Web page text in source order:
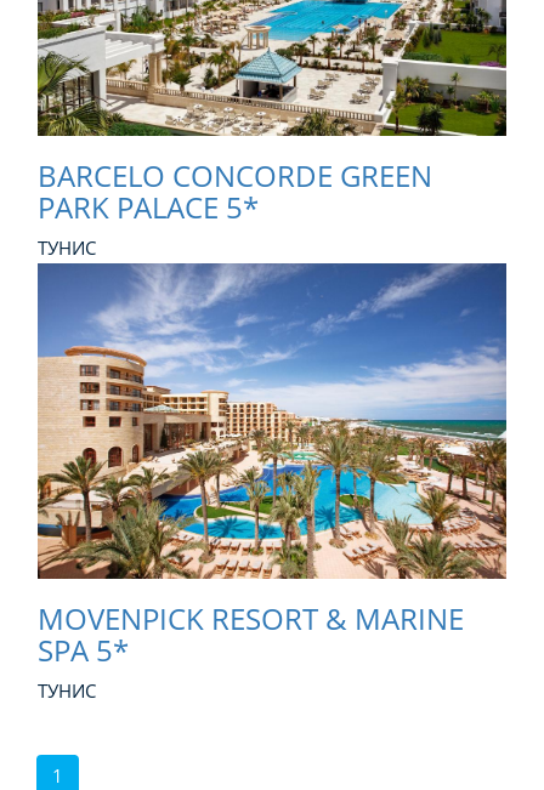
BARCELO CONCORDE GREEN
PARK PALACE 5*
ТУНИС
MOVENPICK RESORT & MARINE
SPA 5*
ТУНИС
1